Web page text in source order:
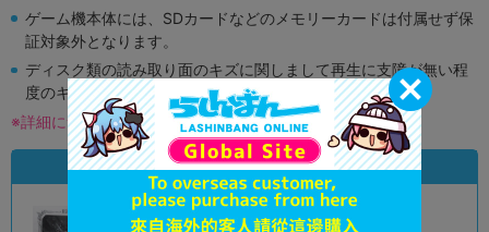
ゲーム機本体には、SDカードなどのメモリーカードは付属せず保
証対象外となります。
ディスク類の読み取り面のキズに関しまして再生に支障が無い程
度のキズがある場合がございます。
※詳細につきましてはコチラ
状態違いの同一商品
状態 :A